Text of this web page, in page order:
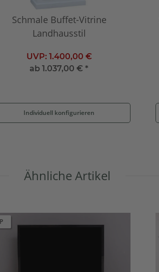
Schmale Buffet-Vitrine
Landhausstil
UVP: 1.400,00 €
ab 1.037,00 € *
Individuell konfigurieren
Ähnliche Artikel